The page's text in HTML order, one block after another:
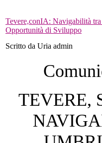
Tevere,conIA: Navigabilità
Opportunità di Sviluppo
Scritto da Uria admin
TEVERE,